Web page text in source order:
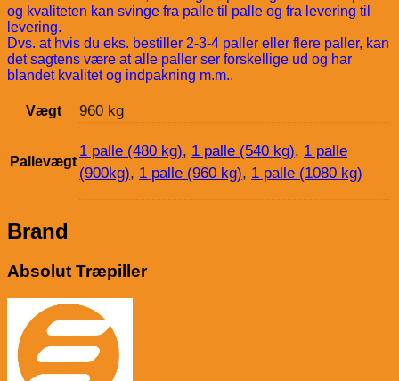
og kvaliteten kan svinge fra palle til palle og fra levering til
levering.
Dvs. at hvis du eks. bestiller 2-3-4 paller eller flere paller, kan
det sagtens være at alle paller ser forskellige ud og har
blandet kvalitet og indpakning m.m..
Vægt 960 kg
Pallevægt
1 palle (480 kg), 1 palle (540 kg), 1 palle
(900kg), 1 palle (960 kg), 1 palle (1080 kg)
Brand
Absolut Træpiller